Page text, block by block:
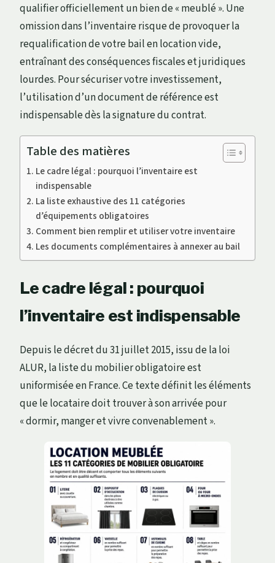
qualifier officiellement un bien de « meublé ». Une
omission dans l’inventaire risque de provoquer la
requalification de votre bail en location vide,
entraînant des conséquences fiscales et juridiques
lourdes. Pour sécuriser votre investissement,
l’utilisation d’un document de référence est
indispensable dès la signature du contrat.
Table des matières
Le cadre légal : pourquoi l’inventaire est
indispensable
La liste exhaustive des 11 catégories
d’équipements obligatoires
Comment bien remplir et utiliser votre inventaire
Les documents complémentaires à annexer au bail
Le cadre légal : pourquoi
l’inventaire est indispensable
Depuis le décret du 31 juillet 2015, issu de la loi
ALUR, la liste du mobilier obligatoire est
uniformisée en France. Ce texte définit les éléments
que le locataire doit trouver à son arrivée pour
« dormir, manger et vivre convenablement ».